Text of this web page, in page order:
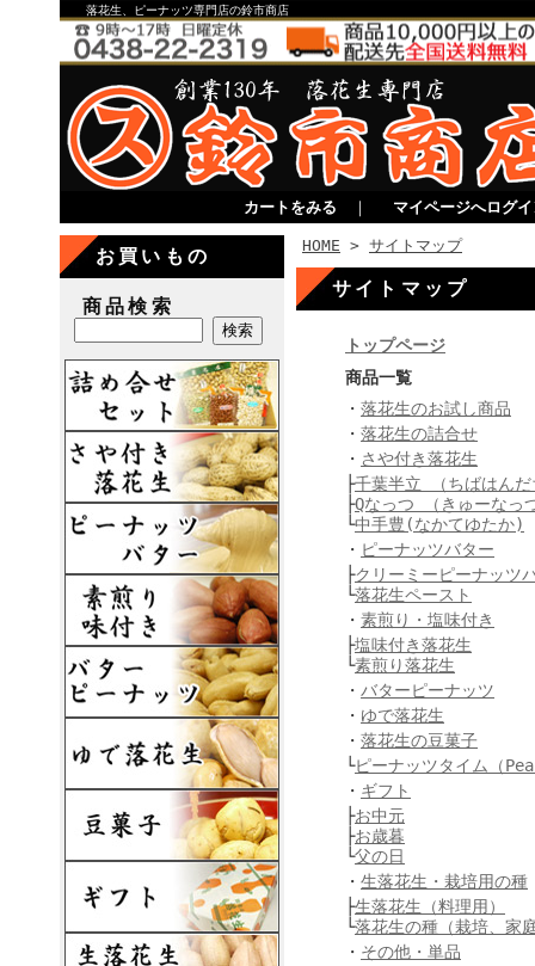
落花生、ピーナッツ専門店の鈴市商店
カートをみる ｜ マイページへログ
お買いもの
商品検索
HOME > サイトマップ
サイトマップ
トップページ
商品一覧
・ 落花生のお試し商品
・ 落花生の詰合せ
・ さや付き落花生
├千葉半立 （ちばはんだ
├Qなっつ （きゅーなっ
└中手豊(なかてゆたか)
・ ピーナッツバター
├クリーミーピーナッツ
└落花生ペースト
・ 素煎り・塩味付き
├塩味付き落花生
└素煎り落花生
・ バターピーナッツ
・ ゆで落花生
・ 落花生の豆菓子
└ピーナッツタイム（
・ ギフト
├お中元
├お歳暮
└父の日
・ 生落花生・栽培用の種
├生落花生（料理用）
└落花生の種（栽培、家
・ その他・単品